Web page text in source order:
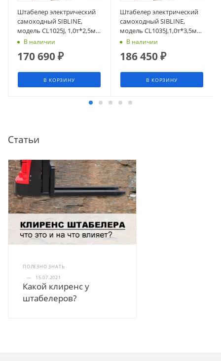
Штабелер электрический
самоходный SIBLINE,
модель CL1025J, 1,0т*2,5м
(сопровождаемый),
В наличии
170 690₽
В КОРЗИНУ
Штабелер электрический
самоходный SIBLINE,
модель CL1035J,1,0т*3,5м
(сопровождаемый),
В наличии
186 450₽
В КОРЗИНУ
Статьи
ПОЛЕЗНО ЗНАТЬ
—
15.07.2021
Какой клиренс у
штабелеров?